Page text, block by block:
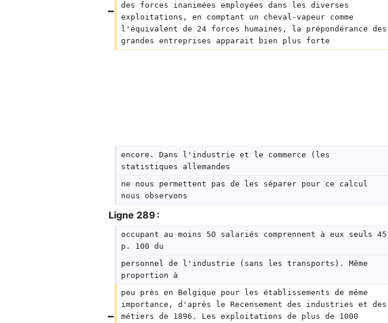
des forces inanimées employées dans les diverses
exploitations, en comptant un cheval-vapeur comme
l'équivalent de 24 forces humaines, la prépondérance des
grandes entreprises apparait bien plus forte
encore. Dans l'industrie et le commerce (les
statistiques allemandes
ne nous permettent pas de les séparer pour ce calcul
nous observons
Ligne 289 :
occupant au moins 5O salariés comprennent à eux seuls 45
p. 100 du
personnel de l'industrie (sans les transports). Même
proportion à
peu près en Belgique pour les établissements de même
importance, d'après le Recensement des industries et des
métiers de 1896. Les exploitations de plus de 1000